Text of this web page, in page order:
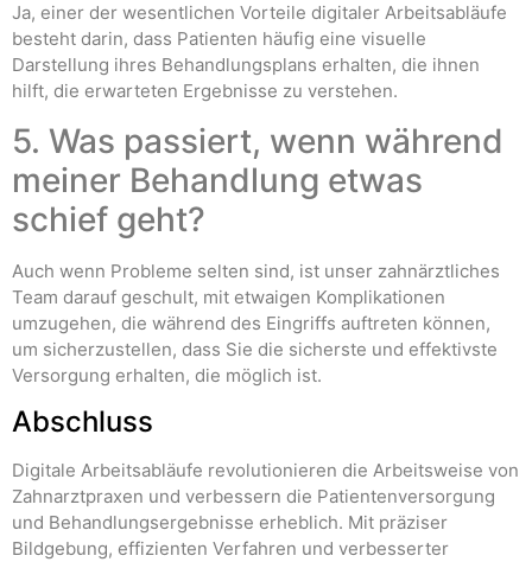
Ja, einer der wesentlichen Vorteile digitaler Arbeitsabläufe
besteht darin, dass Patienten häufig eine visuelle
Darstellung ihres Behandlungsplans erhalten, die ihnen
hilft, die erwarteten Ergebnisse zu verstehen.
5. Was passiert, wenn während
meiner Behandlung etwas
schief geht?
Auch wenn Probleme selten sind, ist unser zahnärztliches
Team darauf geschult, mit etwaigen Komplikationen
umzugehen, die während des Eingriffs auftreten können,
um sicherzustellen, dass Sie die sicherste und effektivste
Versorgung erhalten, die möglich ist.
Abschluss
Digitale Arbeitsabläufe revolutionieren die Arbeitsweise von
Zahnarztpraxen und verbessern die Patientenversorgung
und Behandlungsergebnisse erheblich. Mit präziser
Bildgebung, effizienten Verfahren und verbesserter